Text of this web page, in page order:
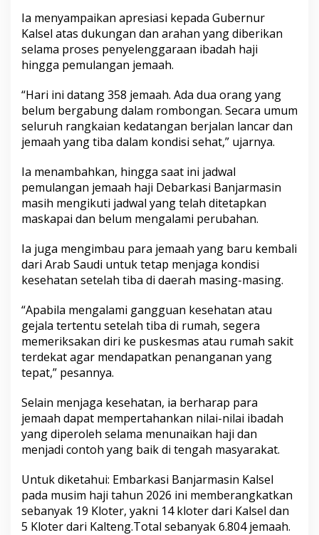
H
a
j
i
Ia menyampaikan apresiasi kepada Gubernur
Kalsel atas dukungan dan arahan yang diberikan
selama proses penyelenggaraan ibadah haji
hingga pemulangan jemaah.
“Hari ini datang 358 jemaah. Ada dua orang yang
belum bergabung dalam rombongan. Secara umum
seluruh rangkaian kedatangan berjalan lancar dan
jemaah yang tiba dalam kondisi sehat,” ujarnya.
Ia menambahkan, hingga saat ini jadwal
pemulangan jemaah haji Debarkasi Banjarmasin
masih mengikuti jadwal yang telah ditetapkan
maskapai dan belum mengalami perubahan.
Ia juga mengimbau para jemaah yang baru kembali
dari Arab Saudi untuk tetap menjaga kondisi
kesehatan setelah tiba di daerah masing-masing.
“Apabila mengalami gangguan kesehatan atau
gejala tertentu setelah tiba di rumah, segera
memeriksakan diri ke puskesmas atau rumah sakit
terdekat agar mendapatkan penanganan yang
tepat,” pesannya.
Selain menjaga kesehatan, ia berharap para
jemaah dapat mempertahankan nilai-nilai ibadah
yang diperoleh selama menunaikan haji dan
menjadi contoh yang baik di tengah masyarakat.
Untuk diketahui: Embarkasi Banjarmasin Kalsel
pada musim haji tahun 2026 ini memberangkatkan
sebanyak 19 Kloter, yakni 14 kloter dari Kalsel dan
5 Kloter dari Kalteng.Total sebanyak 6.804 jemaah.